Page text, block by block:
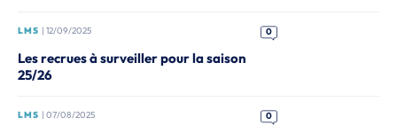
LMS | 12/09/2025 0
Les recrues à surveiller pour la saison
25/26
LMS | 07/08/2025 0